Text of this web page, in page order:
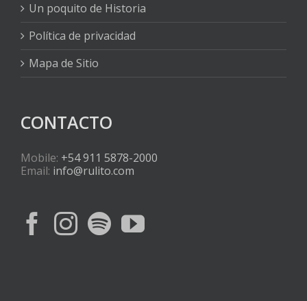
Un poquito de Historia
Política de privacidad
Mapa de Sitio
CONTACTO
Mobile: +54 911 5878-2000
Email: info@rulito.com